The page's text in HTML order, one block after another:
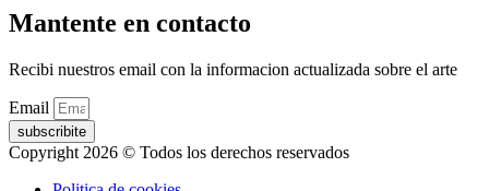
Mantente en contacto
Recibi nuestros email con la informacion actualizada sobre el arte
Email
subscribite
Copyright 2026 © Todos los derechos reservados